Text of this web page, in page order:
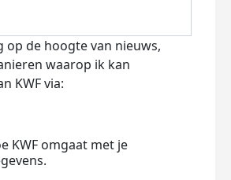
op de hoogte van nieuws,
waarop ik kan
KWF via:
KWF omgaat met je